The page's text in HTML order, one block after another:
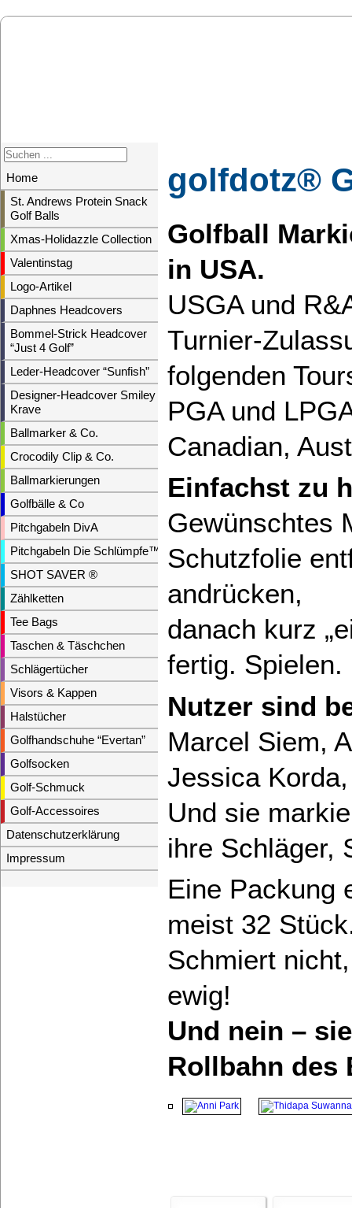
Home
St. Andrews Protein Snack
Golf Balls
Xmas-Holidazzle Collection
Valentinstag
Logo-Artikel
Daphnes Headcovers
Bommel-Strick Headcover
“Just 4 Golf”
Leder-Headcover “Sunfish”
Designer-Headcover Smiley &
Krave
Ballmarker & Co.
Crocodily Clip & Co.
Ballmarkierungen
Golfbälle & Co
Pitchgabeln DivA
Pitchgabeln Die Schlümpfe™
SHOT SAVER ®
Zählketten
Tee Bags
Taschen & Täschchen
Schlägertücher
Visors & Kappen
Halstücher
Golfhandschuhe “Evertan”
Golfsocken
Golf-Schmuck
Golf-Accessoires
Datenschutzerklärung
Impressum
golfdotz®
Golfball
in USA.
USGA und
Turnier-
folgenden
PGA und
Canadian,
Einfachst zu
Gewünschtes
Schutzfolie
andrücken,
danach kurz
fertig. Spielen.
Nutzer sind
Marcel Siem,
Jessica
Und sie
ihre Schläger,
Eine Packung
meist 32
Schmiert
ewig!
Und nein –
Rollbahn des